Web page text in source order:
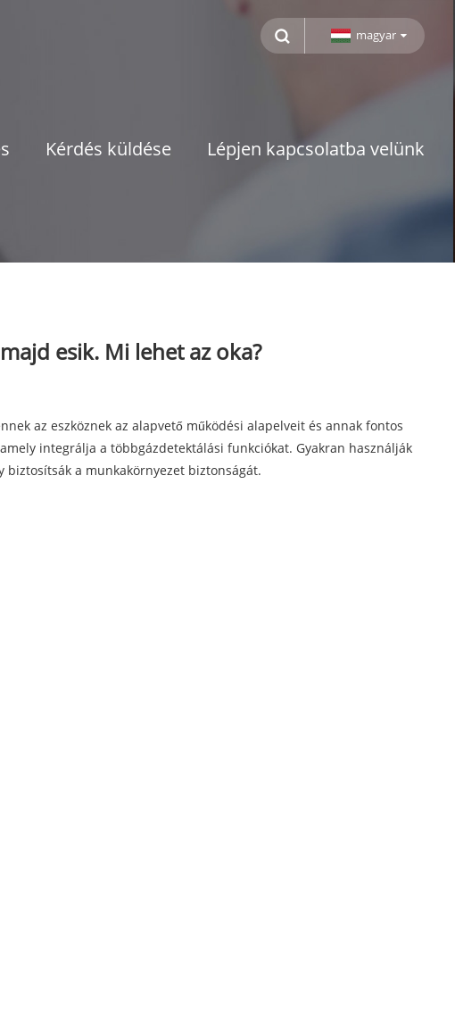
magyar
Kérdés küldése Lépjen kapcsolatba velünk
esik. Mi lehet az oka?
az eszköznek az alapvető működési alapelveit és annak fontos
integrálja a többgázdetektálási funkciókat. Gyakran használják
biztosítsák a munkakörnyezet biztonságát.